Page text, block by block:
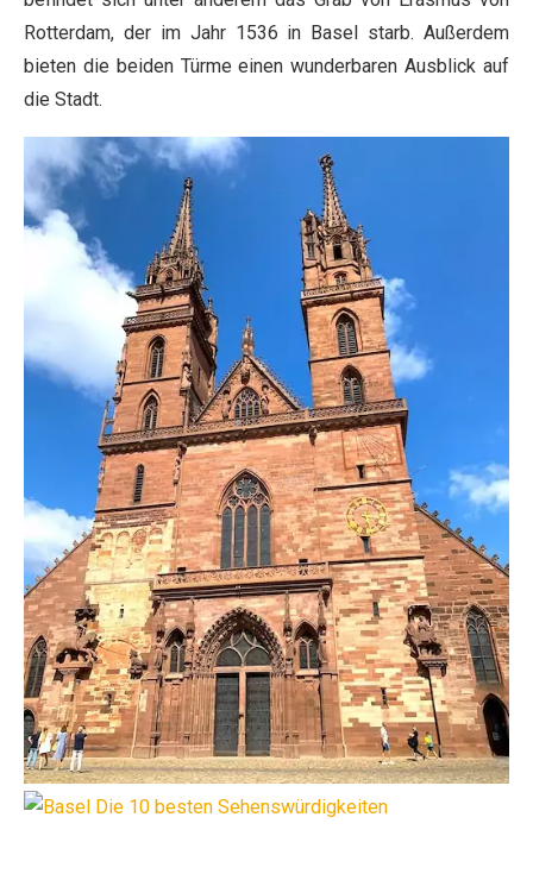
Rotterdam, der im Jahr 1536 in Basel starb. Außerdem
bieten die beiden Türme einen wunderbaren Ausblick auf
die Stadt.